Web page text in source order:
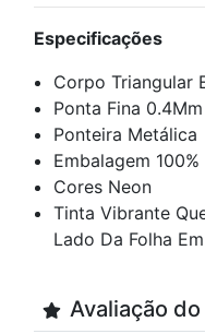
Especificações
Corpo Triangular
Ponta Fina 0.4Mm
Ponteira Metálica
Embalagem
Cores Neon
Tinta Vibrante
Lado Da Folha
Avaliação